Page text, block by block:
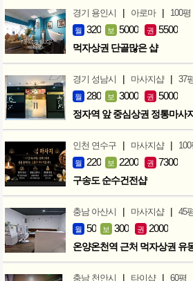
경기 용인시 | 아로마 | 100평
월 320 보 5000 권 5500
먹자상권 단골많은 샵
경기 성남시 | 마사지샵 | 37
월 280 보 3000 권 5000
정자역 앞 중심상권 정통마사
인천 연수구 | 마사지샵 | 100
월 220 보 2200 권 7300
구송도 순수건전샵
충남 아산시 | 마사지샵 | 45
월 50 보 300 권 2000
온양온천역 근처 먹자상권 유
충남 천안시 | 타이샵 | 60평